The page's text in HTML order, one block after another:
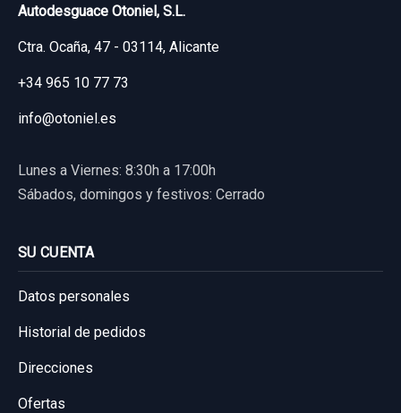
TDI
Garantía 1 año
90,00 €
Sin IVA, gastos de envío no incluidos.
Autodesguace Otoniel, S.L.
Ctra. Ocaña, 47 - 03114, Alicante
+34 965 10 77 73
info@otoniel.es
Lunes a Viernes: 8:30h a 17:00h
Sábados, domingos y festivos: Cerrado
SU CUENTA
Datos personales
Historial de pedidos
Direcciones
Ofertas